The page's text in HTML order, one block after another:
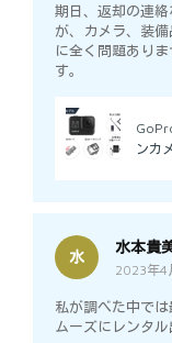
期日、返却の連
が、カメラ、装
に全く問題あり
す。
ンカ
水
水本貴
2023年4
私が調べた中で
ムーズにレンタル